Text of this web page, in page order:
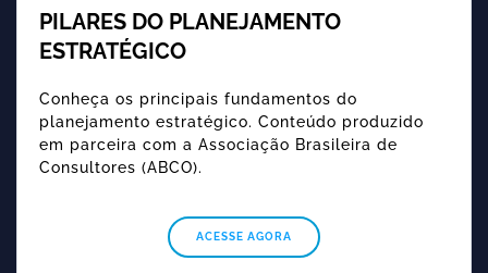
PILARES DO PLANEJAMENTO
ESTRATÉGICO
Conheça os principais fundamentos do
planejamento estratégico. Conteúdo produzido
em parceira com a Associação Brasileira de
Consultores (ABCO).
ACESSE AGORA